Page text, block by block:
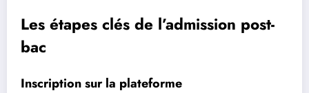
Les étapes clés de l’admission post-
bac
Inscription sur la plateforme